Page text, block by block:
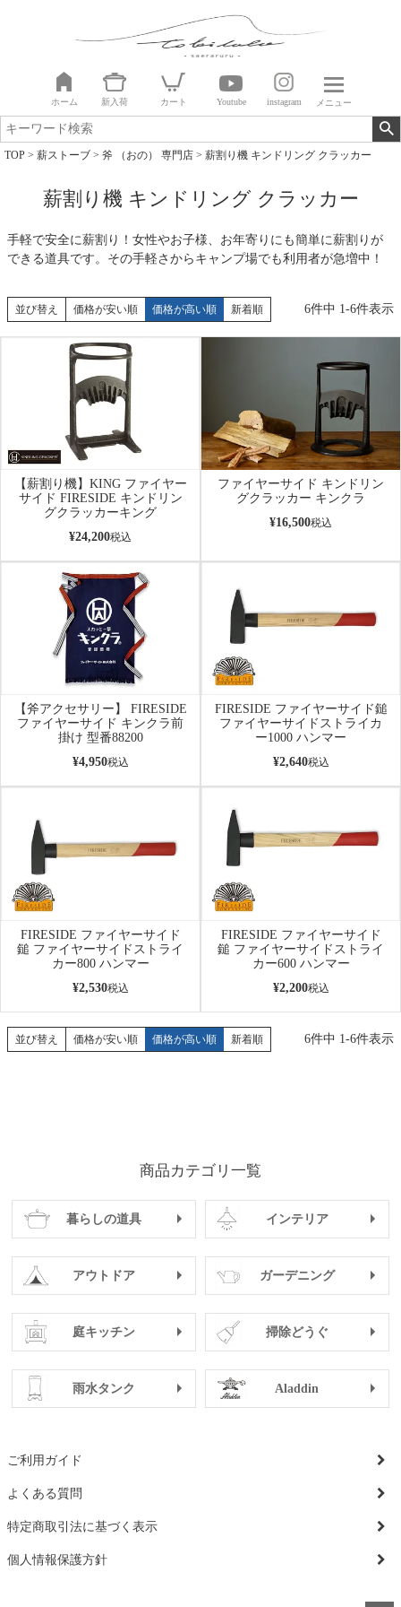
ホーム 新入荷 カート Youtube instagram メニュー
TOP 薪ストーブ 斧 （おの） 専門店 薪割り機 キンドリング クラッカー
薪割り機 キンドリング クラッカー
手軽で安全に薪割り！女性やお子様、お年寄りにも簡単に薪割りが
できる道具です。その手軽さからキャンプ場でも利用者が急増中！
並び替え 価格が安い順 価格が高い順 新着順 6件中 1-6件表示
【薪割り機】KING ファイヤー
サイド FIRESIDE キンドリン
グクラッカーキング
¥24,200税込
ファイヤーサイド キンドリン
グクラッカー キンクラ
¥16,500税込
【斧アクセサリー】 FIRESIDE
ファイヤーサイド キンクラ前
掛け 型番88200
¥4,950税込
FIRESIDE ファイヤーサイド鎚
ファイヤーサイドストライカ
ー1000 ハンマー
¥2,640税込
FIRESIDE ファイヤーサイド
鎚 ファイヤーサイドストライ
カー800 ハンマー
¥2,530税込
FIRESIDE ファイヤーサイド
鎚 ファイヤーサイドストライ
カー600 ハンマー
¥2,200税込
並び替え 価格が安い順 価格が高い順 新着順 6件中 1-6件表示
商品カテゴリ一覧
暮らしの道具 インテリア
アウトドア ガーデニング
庭キッチン 掃除どうぐ
雨水タンク Aladdin
ご利用ガイド
よくある質問
特定商取引法に基づく表示
個人情報保護方針